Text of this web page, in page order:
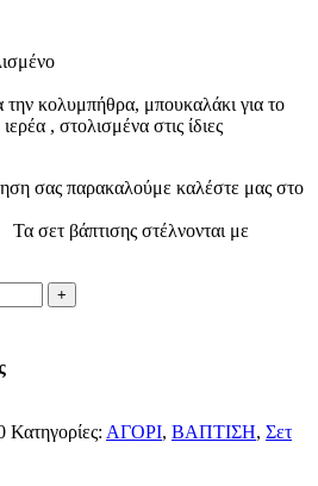
την κολυμπήθρα, μπουκαλάκι για το
, στολισμένα στις ίδιες
σας παρακαλούμε καλέστε μας στο
.
στέλνονται με
Κατηγορίες: ΑΓΟΡΙ, ΒΑΠΤΙΣΗ, Σετ